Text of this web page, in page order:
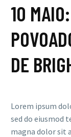
10 MAIO:
DE
Lorem ipsum
sed do eiusmod
magna dolor sit